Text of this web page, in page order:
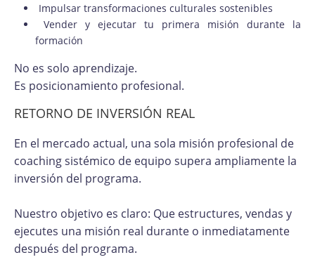
Impulsar transformaciones culturales sostenibles
Vender y ejecutar tu primera misión durante la
formación
No es solo aprendizaje.
Es posicionamiento profesional.
RETORNO DE INVERSIÓN REAL
En el mercado actual, una sola misión profesional de
coaching sistémico de equipo supera ampliamente la
inversión del programa.
Nuestro objetivo es claro: Que estructures, vendas y
ejecutes una misión real durante o inmediatamente
después del programa.